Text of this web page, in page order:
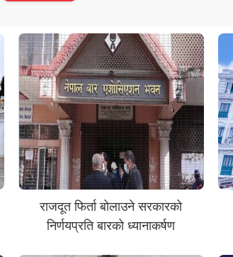
राजदूत फिर्ता बोलाउने सरकारको
निर्णयप्रति बारको ध्यानाकर्षण